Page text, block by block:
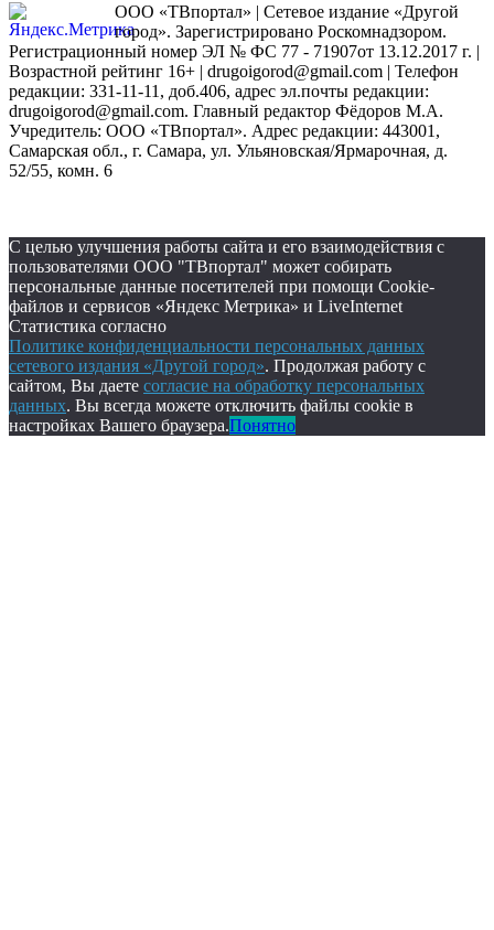
ООО «ТВпортал» | Сетевое издание «Другой
город». Зарегистрировано Роскомнадзором.
Регистрационный номер ЭЛ № ФС 77 - 71907от 13.12.2017 г. |
Возрастной рейтинг 16+ | drugoigorod@gmail.com | Телефон
редакции: 331-11-11, доб.406, адрес эл.почты редакции:
drugoigorod@gmail.com. Главный редактор Фёдоров М.А.
Учредитель: ООО «ТВпортал». Адрес редакции: 443001,
Самарская обл., г. Самара, ул. Ульяновская/Ярмарочная, д.
52/55, комн. 6
С целью улучшения работы сайта и его взаимодействия с
пользователями ООО "ТВпортал" может собирать
персональные данные посетителей при помощи Cookie-
файлов и сервисов «Яндекс Метрика» и LiveInternet
Статистика согласно
Политике конфиденциальности персональных данных
сетевого издания «Другой город». Продолжая работу с
сайтом, Вы даете согласие на обработку персональных
данных. Вы всегда можете отключить файлы cookie в
настройках Вашего браузера.Понятно